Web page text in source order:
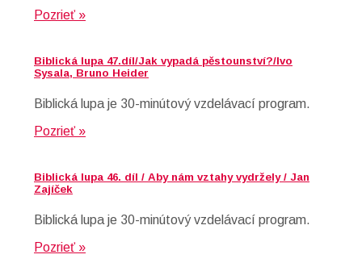
Pozrieť »
Biblická lupa 47.díl/Jak vypadá pěstounství?/Ivo
Sysala, Bruno Heider
Biblická lupa je 30-minútový vzdelávací program.
Pozrieť »
Biblická lupa 46. díl / Aby nám vztahy vydržely / Jan
Zajíček
Biblická lupa je 30-minútový vzdelávací program.
Pozrieť »